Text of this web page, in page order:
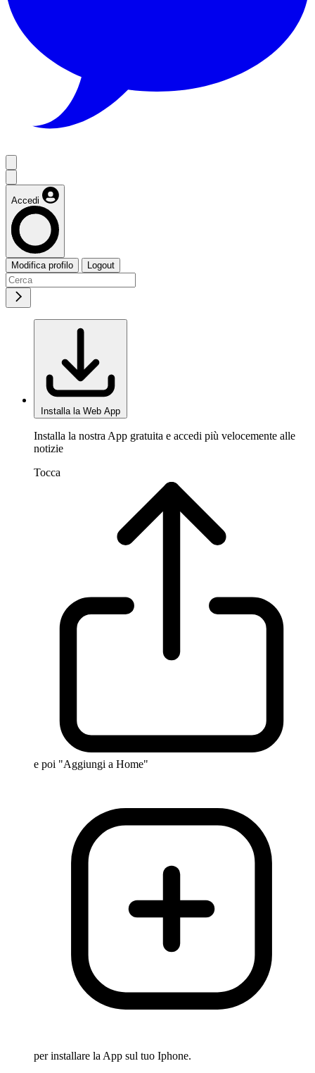
Accedi
Modifica profilo Logout
Installa la Web App
Installa la nostra App gratuita e accedi più velocemente alle
notizie
Tocca
e poi "Aggiungi a Home"
per installare la App sul tuo Iphone.